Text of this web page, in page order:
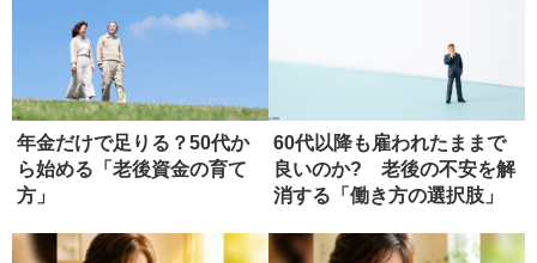
年金だけで足りる？50代か
ら始める「老後資金の育て
方」
60代以降も雇われたままで
良いのか? 老後の不安を解
消する「働き方の選択肢」